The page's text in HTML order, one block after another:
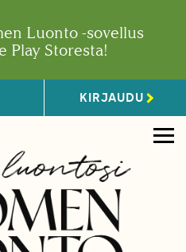
Luonto -sovellus
Play Storesta!
KIRJAUDU